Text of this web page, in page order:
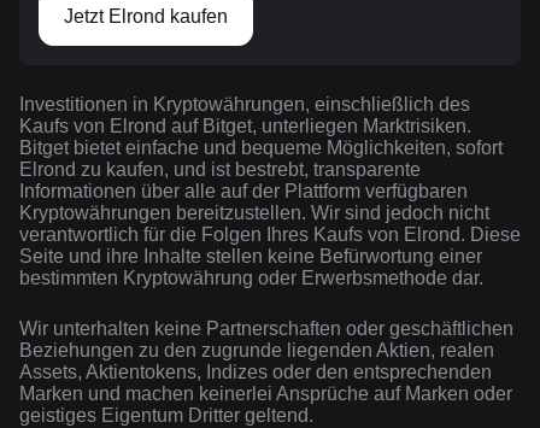
Jetzt Elrond kaufen
Investitionen in Kryptowährungen, einschließlich des
Kaufs von Elrond auf Bitget, unterliegen Marktrisiken.
Bitget bietet einfache und bequeme Möglichkeiten, sofort
Elrond zu kaufen, und ist bestrebt, transparente
Informationen über alle auf der Plattform verfügbaren
Kryptowährungen bereitzustellen. Wir sind jedoch nicht
verantwortlich für die Folgen Ihres Kaufs von Elrond. Diese
Seite und ihre Inhalte stellen keine Befürwortung einer
bestimmten Kryptowährung oder Erwerbsmethode dar.
Wir unterhalten keine Partnerschaften oder geschäftlichen
Beziehungen zu den zugrunde liegenden Aktien, realen
Assets, Aktientokens, Indizes oder den entsprechenden
Marken und machen keinerlei Ansprüche auf Marken oder
geistiges Eigentum Dritter geltend.